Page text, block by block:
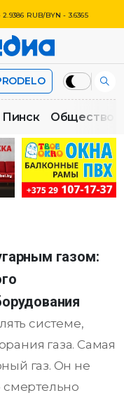
RUB/BYN - 3.6365
Пинск Общество
газом:
системе,
газа. Самая
газ. Он не
смертельно